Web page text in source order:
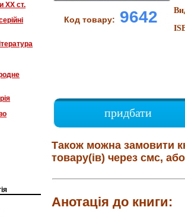
XX ст.
Код товару: 9642
придбати
Також можна замовити
товару(ів) через смс,
Анотація до книги: